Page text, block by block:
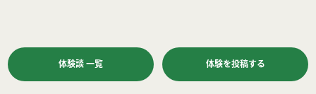
体験談 一覧 体験を投稿する